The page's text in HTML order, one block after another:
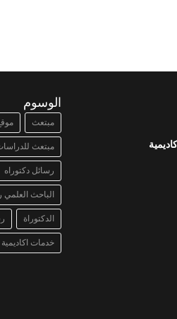
الوسوم
مبتعث
مبتعث
رسائل دكتوراه
الباحث العلمي
الدكتوراة
خدمات اكاديمية